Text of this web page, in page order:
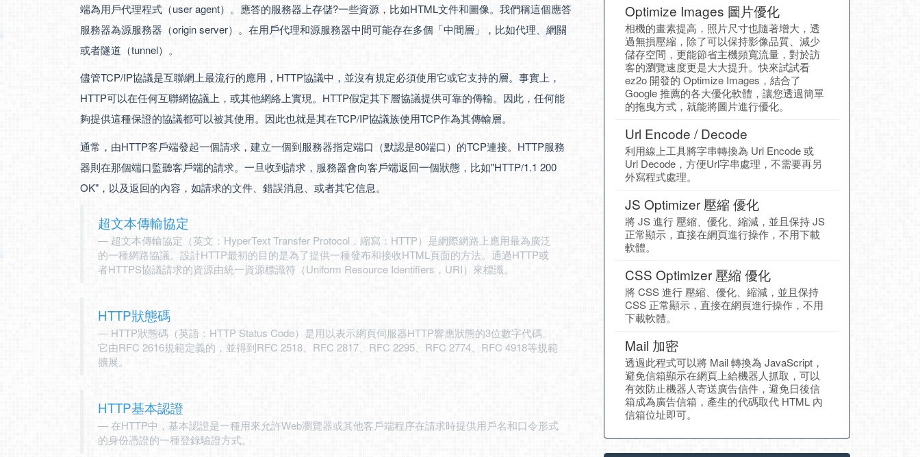
端為用戶代理程式（user agent）。應答的服務器上存儲?一些資源，比如HTML文件和圖像。我們稱這個應答
服務器為源服務器（origin server）。在用戶代理和源服務器中間可能存在多個「中間層」，比如代理、網關
或者隧道（tunnel）。
儘管TCP/IP協議是互聯網上最流行的應用，HTTP協議中，並沒有規定必須使用它或它支持的層。事實上，
HTTP可以在任何互聯網協議上，或其他網絡上實現。HTTP假定其下層協議提供可靠的傳輸。因此，任何能
夠提供這種保證的協議都可以被其使用。因此也就是其在TCP/IP協議族使用TCP作為其傳輸層。
通常，由HTTP客戶端發起一個請求，建立一個到服務器指定端口（默認是80端口）的TCP連接。HTTP服務
器則在那個端口監聽客戶端的請求。一旦收到請求，服務器會向客戶端返回一個狀態，比如"HTTP/1.1 200
OK"，以及返回的內容，如請求的文件、錯誤消息、或者其它信息。
超文本傳輸協定
超文本傳輸協定（英文：HyperText Transfer Protocol，縮寫：HTTP）是網際網路上應用最為廣泛
的一種網路協議。設計HTTP最初的目的是為了提供一種發布和接收HTML頁面的方法。通過HTTP或
者HTTPS協議請求的資源由統一資源標識符（Uniform Resource Identifiers，URI）來標識。
HTTP狀態碼
HTTP狀態碼（英語：HTTP Status Code）是用以表示網頁伺服器HTTP響應狀態的3位數字代碼。
它由RFC 2616規範定義的，並得到RFC 2518、RFC 2817、RFC 2295、RFC 2774、RFC 4918等規範
擴展。
HTTP基本認證
在HTTP中，基本認證是一種用來允許Web瀏覽器或其他客戶端程序在請求時提供用戶名和口令形式
的身份憑證的一種登錄驗證方式。
Optimize Images 圖片優化
相機的畫素提高，照片尺寸也隨著增大，透
過無損壓縮，除了可以保持影像品質、減少
儲存空間，更能節省主機頻寬流量，對於訪
客的瀏覽速度更是大大提升。快來試試看
ez2o 開發的 Optimize Images，結合了
Google 推薦的各大優化軟體，讓您透過簡單
的拖曳方式，就能將圖片進行優化。
Url Encode / Decode
利用線上工具將字串轉換為 Url Encode 或
Url Decode，方便Url字串處理，不需要再另
外寫程式處理。
JS Optimizer 壓縮 優化
將 JS 進行 壓縮、優化、縮減，並且保持 JS
正常顯示，直接在網頁進行操作，不用下載
軟體。
CSS Optimizer 壓縮 優化
將 CSS 進行 壓縮、優化、縮減，並且保持
CSS 正常顯示，直接在網頁進行操作，不用
下載軟體。
Mail 加密
透過此程式可以將 Mail 轉換為 JavaScript，
避免信箱顯示在網頁上給機器人抓取，可以
有效防止機器人寄送廣告信件，避免日後信
箱成為廣告信箱，產生的代碼取代 HTML 內
信箱位址即可。